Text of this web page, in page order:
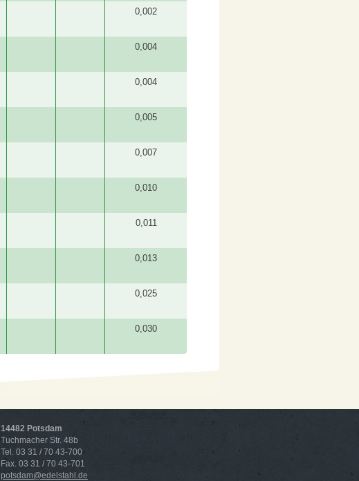
0,002
0,004
0,004
0,005
0,007
0,010
0,011
0,013
0,025
0,030
14482 Potsdam
Tuchmacher Str. 48b
Tel. 03 31 / 70 43-700
Fax. 03 31 / 70 43-701
potsdam@edelstahl.de